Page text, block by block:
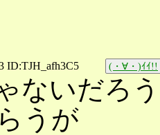
ID:TJH_afh3C5 (・∀・)ｲｲ!!
ないだろ
うが